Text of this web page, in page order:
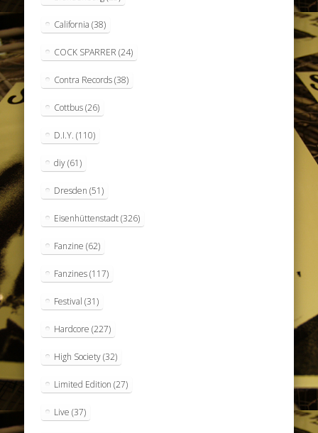
California (38)
COCK SPARRER (24)
Contra Records(38)
Cottbus(26)
D.I.Y. (110)
diy(61)
Dresden (51)
Eisenhüttenstadt(326)
Fanzine (62)
Fanzines(117)
Festival (31)
Hardcore (227)
High Society(32)
Limited Edition (27)
Live (37)